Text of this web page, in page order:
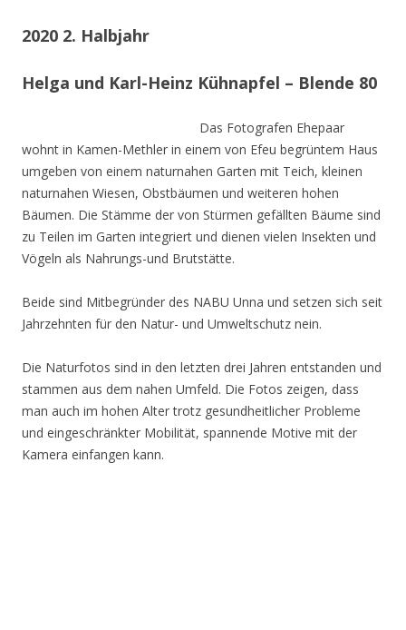
2020 2. Halbjahr
Helga und Karl-Heinz Kühnapfel – Blende 80
Das Fotografen Ehepaar
wohnt in Kamen-Methler in einem von Efeu begrüntem Haus
umgeben von einem naturnahen Garten mit Teich, kleinen
naturnahen Wiesen, Obstbäumen und weiteren hohen
Bäumen. Die Stämme der von Stürmen gefällten Bäume sind
zu Teilen im Garten integriert und dienen vielen Insekten und
Vögeln als Nahrungs-und Brutstätte.
Beide sind Mitbegründer des NABU Unna und setzen sich seit
Jahrzehnten für den Natur- und Umweltschutz nein.
Die Naturfotos sind in den letzten drei Jahren entstanden und
stammen aus dem nahen Umfeld. Die Fotos zeigen, dass
man auch im hohen Alter trotz gesundheitlicher Probleme
und eingeschränkter Mobilität, spannende Motive mit der
Kamera einfangen kann.